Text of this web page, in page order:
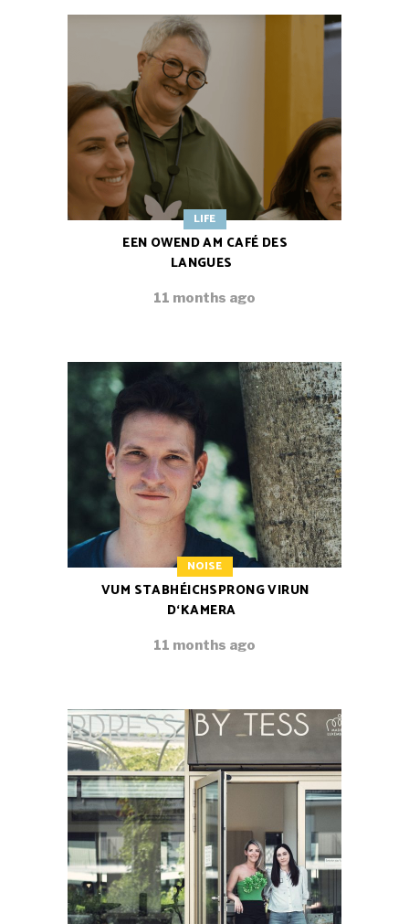
LIFE
EEN OWEND AM CAFÉ DES
LANGUES
11 months ago
NOISE
VUM STABHÉICHSPRONG VIRUN
D‘KAMERA
11 months ago